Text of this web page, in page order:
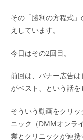
その「勝利の方程式
えしています。
今日はその2回目。
前回は、バナー広告
がベスト、という話を
そういう動画をクリ
ニック（DMMオンラ
業とクリニックが連